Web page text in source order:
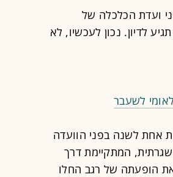
ועדת הכלכלה של
לדיון. נכון לעכשיו, לא
לשעבר
לפחות אחת לשנה בפני הוועדה
שגרתית, המתקיימת דרך
הופעתה של רגב החלו